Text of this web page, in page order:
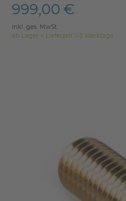
999,00 €
inkl. ges. MwSt.
ab Lager > Lieferzeit 1-3 Werktage